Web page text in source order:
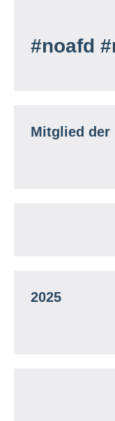
#noafd
Mitglied der
2025